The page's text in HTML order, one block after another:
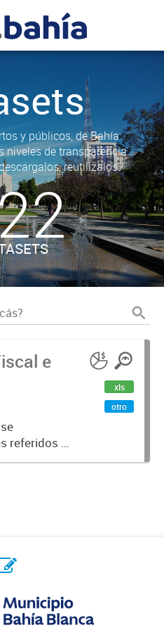
y públicos, de Bahía
niveles de transparencia.
reutilizalos.
e
referidos a
impositiva
xls
otro